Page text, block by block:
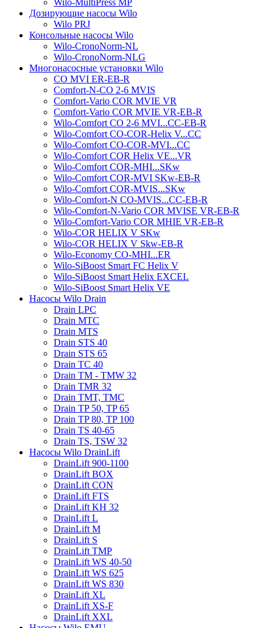
Дозирующие насосы Wilo
Wilo PRJ
Консольные насосы Wilo
Wilo-CronoNorm-NL
Wilo-CronoNorm-NLG
Многонасосные установки Wilo
CO MVI ER-EB-R
Comfort-N-CO 2-6 MVIS
Comfort-Vario COR MVIE VR
Comfort-Vario COR MVIE VR-EB-R
Wilo-Comfort CO 2-6 MVI...CC-EB-R
Wilo-Comfort CO-COR-Helix V...CC
Wilo-Comfort CO-COR-MVI...CC
Wilo-Comfort COR Helix VE...VR
Wilo-Comfort COR-MHI...SKw
Wilo-Comfort COR-MVI SKw-EB-R
Wilo-Comfort COR-MVIS...SKw
Wilo-Comfort-N CO-MVIS...CC-EB-R
Wilo-Comfort-N-Vario COR MVISE VR-EB-R
Wilo-Comfort-Vario COR MHIE VR-EB-R
Wilo-COR HELIX V SKw
Wilo-COR HELIX V Skw-EB-R
Wilo-Economy CO-MHI...ER
Wilo-SiBoost Smart FC Helix V
Wilo-SiBoost Smart Helix EXCEL
Wilo-SiBoost Smart Helix VE
Насосы Wilo Drain
Drain LPC
Drain MTC
Drain MTS
Drain STS 40
Drain STS 65
Drain TC 40
Drain TM - TMW 32
Drain TMR 32
Drain TMT, TMC
Drain TP 50, TP 65
Drain TP 80, TP 100
Drain TS 40-65
Drain TS, TSW 32
Насосы Wilo DrainLift
DrainLift 900-1100
DrainLift BOX
DrainLift CON
DrainLift FTS
DrainLift KH 32
DrainLift L
DrainLift M
DrainLift S
DrainLift TMP
DrainLift WS 40-50
DrainLift WS 625
DrainLift WS 830
DrainLift XL
DrainLift XS-F
DrainLift XXL